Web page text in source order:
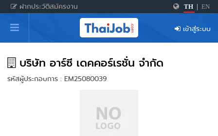
ฝากประวัติสมัครงาน TH EN
หน้าหลัก
ผู้สมัครงาน: เข้าสู่ระบบ
ฝากประวัติสมัครงาน
เกร็ดความรู้
เข้าสู่ระบบ
บริษัท อาร์ซี เดคคอร์เรชั่น จำกัด
รหัสผู้ประกอบการ : EM25080039